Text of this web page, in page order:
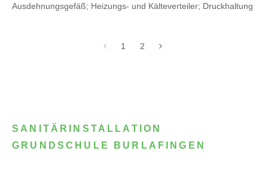
Ausdehnungsgefäß; Heizungs- und Kälteverteiler; Druckhaltung
1 2
SANITÄRINSTALLATION
GRUNDSCHULE BURLAFINGEN